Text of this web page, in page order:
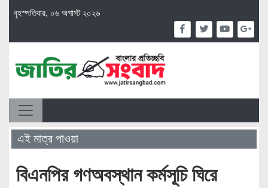
বৃহস্পতিবার, ০৬ অগাস্ট ২০২৬
এই মাত্র পাওয়া
বিএনপির গণঅবস্থান কর্মসূচি ঘিরে